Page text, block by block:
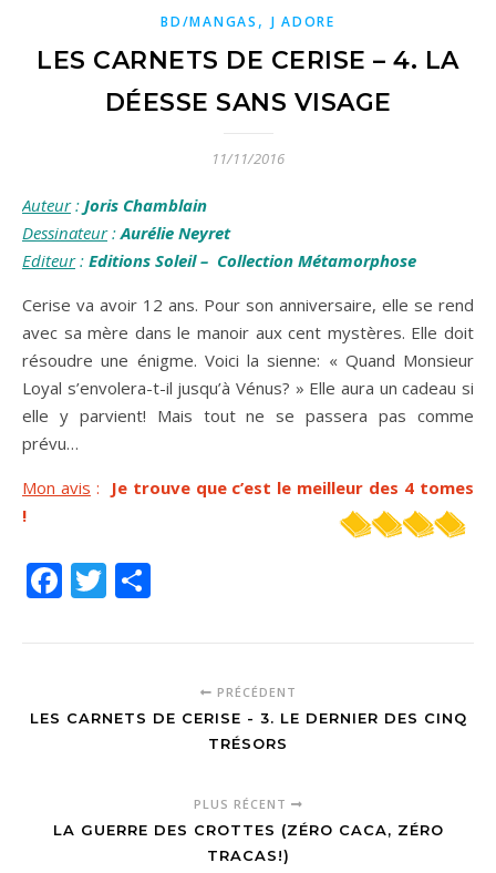
BD/MANGAS , J ADORE
LES CARNETS DE CERISE – 4. LA
DÉESSE SANS VISAGE
11/11/2016
Auteur: Joris Chamblain
Dessinateur:Aurélie Neyret
Editeur: Editions Soleil – Collection Métamorphose
Cerise va avoir 12 ans. Pour son anniversaire, elle se rend
avec sa mère dans le manoir aux cent mystères. Elle doit
résoudre une énigme. Voici la sienne: « Quand Monsieur
Loyal s’envolera-t-il jusqu’à Vénus? » Elle aura un cadeau si
elle y parvient! Mais tout ne se passera pas comme
prévu…
Mon avis :
Je trouve que c’est le meilleur des 4 tomes
!
Facebook
Twitter
PRÉCÉDENT
LES CARNETS DE CERISE - 3. LE DERNIER DES CINQ
TRÉSORS
PLUS RÉCENT
LA GUERRE DES CROTTES (ZÉRO CACA, ZÉRO
TRACAS!)